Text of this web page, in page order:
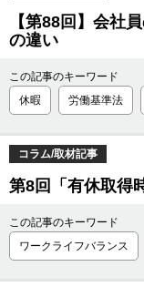
【第88回】会社
の違い
この記事のキーワード
休暇
労働基準法
コラム/取材記事
第8回「有休取得
この記事のキーワード
ワークライフバランス